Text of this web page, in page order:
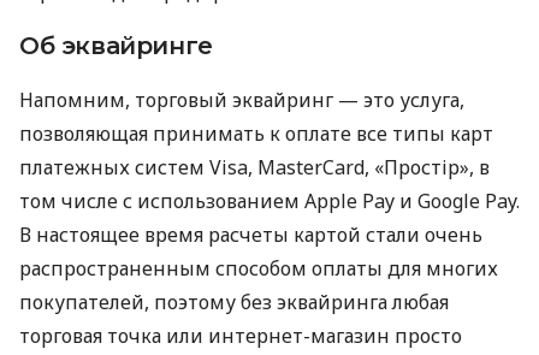
Об эквайринге
Напомним, торговый эквайринг — это услуга,
позволяющая принимать к оплате все типы карт
платежных систем Visa, MasterCard, «Простір», в
том числе с использованием Apple Pay и Google Pay.
В настоящее время расчеты картой стали очень
распространенным способом оплаты для многих
покупателей, поэтому без эквайринга любая
торговая точка или интернет-магазин просто